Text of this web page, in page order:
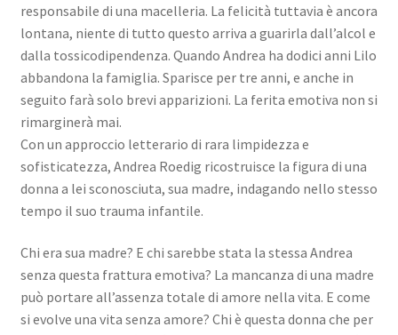
responsabile di una macelleria. La felicità tuttavia è ancora
lontana, niente di tutto questo arriva a guarirla dall’alcol e
dalla tossicodipendenza. Quando Andrea ha dodici anni Lilo
abbandona la famiglia. Sparisce per tre anni, e anche in
seguito farà solo brevi apparizioni. La ferita emotiva non si
rimarginerà mai.
Con un approccio letterario di rara limpidezza e
sofisticatezza, Andrea Roedig ricostruisce la figura di una
donna a lei sconosciuta, sua madre, indagando nello stesso
tempo il suo trauma infantile.
Chi era sua madre? E chi sarebbe stata la stessa Andrea
senza questa frattura emotiva? La mancanza di una madre
può portare all’assenza totale di amore nella vita. E come
si evolve una vita senza amore? Chi è questa donna che per